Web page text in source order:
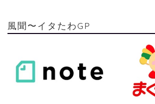
風聞〜イタたわGP